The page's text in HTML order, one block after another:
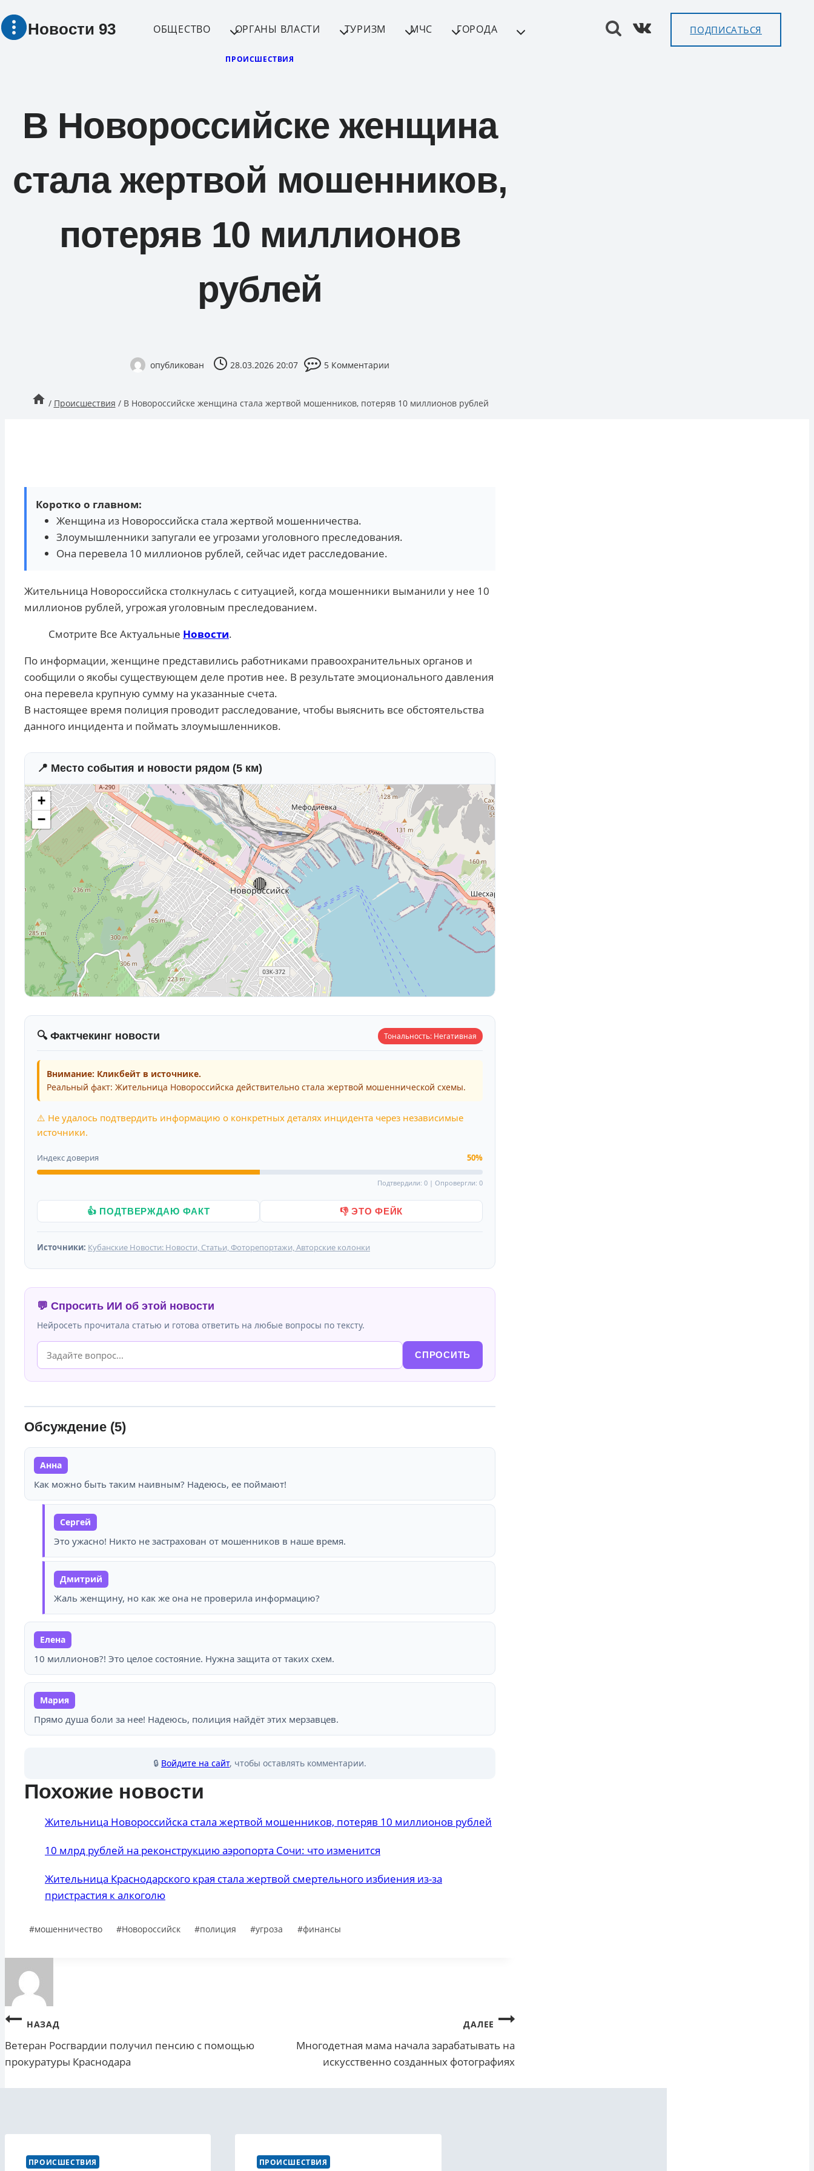
Перейти
Новости 93 ОБЩЕСТВО ОРГАНЫ ВЛАСТИ ТУРИЗМ МЧС ГОРОДА ПОДПИСАТЬСЯ
ПРОИСШЕСТВИЯ
В Новороссийске женщина
стала жертвой мошенников,
потеряв 10 миллионов
рублей
опубликован 28.03.2026 20:07 5 Комментарии
/ Происшествия / В Новороссийске женщина стала жертвой мошенников, потеряв 10 миллионов рублей
Коротко о главном:
Женщина из Новороссийска стала жертвой мошенничества.
Злоумышленники запугали ее угрозами уголовного преследования.
Она перевела 10 миллионов рублей, сейчас идет расследование.
Жительница Новороссийска столкнулась с ситуацией, когда мошенники выманили у нее 10
миллионов рублей, угрожая уголовным преследованием.
Смотрите Все Актуальные Новости.
По информации, женщине представились работниками правоохранительных органов и
сообщили о якобы существующем деле против нее. В результате эмоционального давления
она перевела крупную сумму на указанные счета.
В настоящее время полиция проводит расследование, чтобы выяснить все обстоятельства
данного инцидента и поймать злоумышленников.
📍 Место события и новости рядом (5 км)
🔴
+
−
🔍 Фактчекинг новости Тональность: Негативная
Внимание: Кликбейт в источнике.
Реальный факт: Жительница Новороссийска действительно стала жертвой мошеннической схемы.
⚠️ Не удалось подтвердить информацию о конкретных деталях инцидента через независимые
источники.
Индекс доверия 50%
Подтвердили: 0 | Опровергли: 0
👍 ПОДТВЕРЖДАЮ ФАКТ 👎 ЭТО ФЕЙК
Источники: Кубанские Новости: Новости, Статьи, Фоторепортажи, Авторские колонки
💬 Спросить ИИ об этой новости
Нейросеть прочитала статью и готова ответить на любые вопросы по тексту.
СПРОСИТЬ
Обсуждение (5)
Анна
Как можно быть таким наивным? Надеюсь, ее поймают!
Сергей
Это ужасно! Никто не застрахован от мошенников в наше время.
Дмитрий
Жаль женщину, но как же она не проверила информацию?
Елена
10 миллионов?! Это целое состояние. Нужна защита от таких схем.
Мария
Прямо душа боли за нее! Надеюсь, полиция найдёт этих мерзавцев.
🔒 Войдите на сайт, чтобы оставлять комментарии.
Похожие новости
Жительница Новороссийска стала жертвой мошенников, потеряв 10 миллионов рублей
10 млрд рублей на реконструкцию аэропорта Сочи: что изменится
Жительница Краснодарского края стала жертвой смертельного избиения из-за
пристрастия к алкоголю
#мошенничество #Новороссийск #полиция #угроза #финансы
Навигация
по
НАЗАД
Ветеран Росгвардии получил пенсию с помощью
прокуратуры Краснодара
ДАЛЕЕ
Многодетная мама начала зарабатывать на
искусственно созданных фотографиях
ПРОИСШЕСТВИЯ ПРОИСШЕСТВИЯ